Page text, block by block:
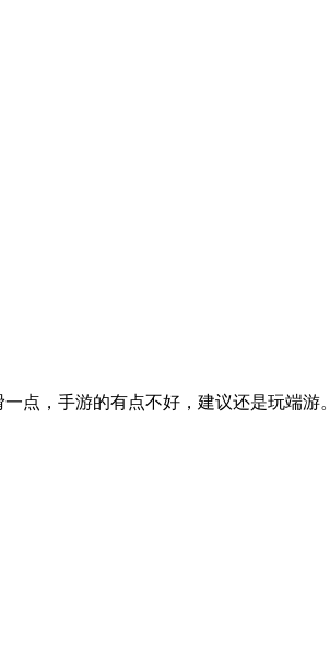
点，手游的有点不好，建议还是玩端游。